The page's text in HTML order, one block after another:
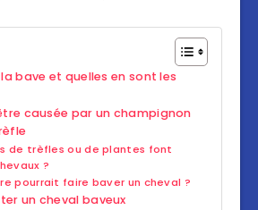
bave et quelles en sont les
causée par un champignon
de trèfles ou de plantes font
?
pourrait faire baver un cheval ?
un cheval baveux